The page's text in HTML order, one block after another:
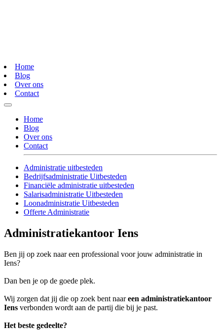
Home
Blog
Over ons
Contact
Home
Blog
Over ons
Contact
Administratie uitbesteden
Bedrijfsadministratie Uitbesteden
Financiële administratie uitbesteden
Salarisadministratie Uitbesteden
Loonadministratie Uitbesteden
Offerte Administratie
Administratiekantoor Iens
Ben jij op zoek naar een professional voor jouw administratie in
Iens?
Dan ben je op de goede plek.
Wij zorgen dat jij die op zoek bent naareen administratiekantoor
Iens verbonden wordt aan de partij die bij je past.
Het beste gedeelte?